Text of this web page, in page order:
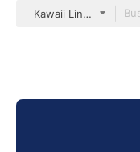
Kawaii Lineal